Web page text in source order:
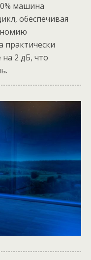
машина
обеспечивая
практически
2 дБ, что